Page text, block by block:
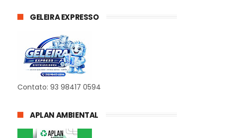
GELEIRA EXPRESSO
Contato: 93 98417 0594
APLAN AMBIENTAL